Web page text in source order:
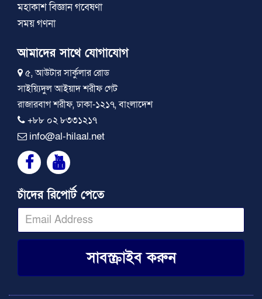
মহাকাশ বিজ্ঞান গবেষণা
সময় গণনা
আমাদের সাথে যোগাযোগ
৫, আউটার সার্কুলার রোড
সাইয়্যিদুল আইয়াদ শরীফ গেট
রাজারবাগ শরীফ, ঢাকা-১২১৭, বাংলাদেশ
+৮৮ ০২ ৮৩৩১২১৭
info@al-hilaal.net
চাঁদের রিপোর্ট পেতে
সাবস্ক্রাইব করুন